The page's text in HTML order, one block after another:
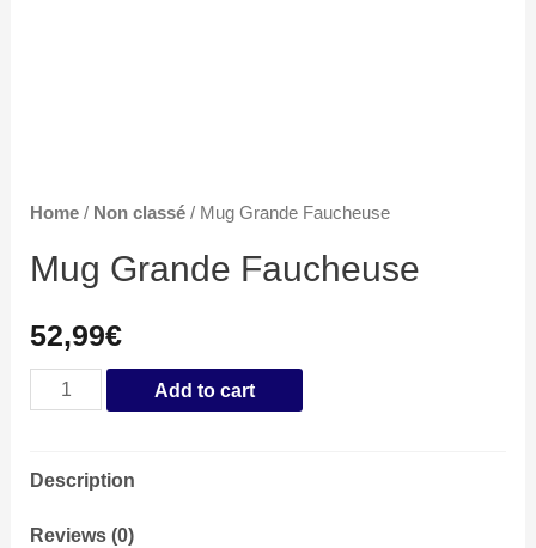
Home / Non classé / Mug Grande Faucheuse
Mug Grande Faucheuse
52,99€
Mug
quantity
Add to cart
Description
Reviews (0)